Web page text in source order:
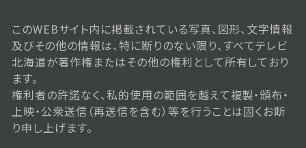
2025年10月25日 放送
10月25日【クーポンで"半額"！日
帰り温泉＆地元グルメ】
このWEBサイト内に掲載されている写真、図形、文字情報
及びその他の情報は、特に断りのない限り、すべてテレビ
北海道が著作権またはその他の権利として所有しており
ます。
権利者の許諾なく、私的使用の範囲を越えて複製・頒布・
上映・公衆送信（再送信を含む）等を行うことは固くお断
り申し上げます。